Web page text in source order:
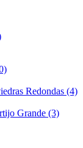
Redondas (4)
Grande (3)